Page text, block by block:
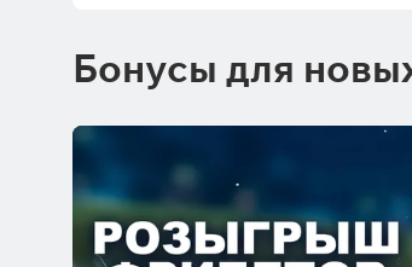
Бонусы для